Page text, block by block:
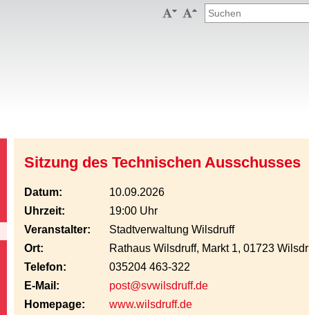
 
Sitzung des Technischen Ausschusses
Datum:
10.09.2026
Uhrzeit:
19:00 Uhr
Veranstalter:
Stadtverwaltung Wilsdruff
Ort:
Rathaus Wilsdruff, Markt 1, 01723
Telefon:
035204 463-322
E-Mail:
post@svwilsdruff.de
Homepage:
www.wilsdruff.de